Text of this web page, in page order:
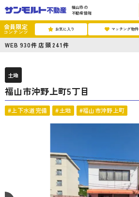
福山市の
不動産情報
会員限定
コンテンツ お気に入り マッチング物件
WEB 930件 店頭241件
土地
福山市沖野上町5丁目
#上下水道完備 #土地 #福山市沖野上町